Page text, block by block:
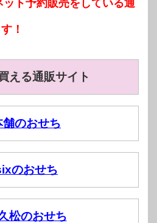
ト予約販売をしている通
！
える通販サイト
舗のおせち
のおせち
松のおせち